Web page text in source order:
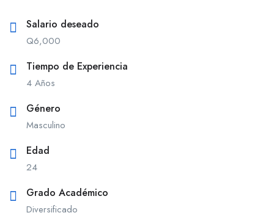
Salario deseado
Q6,000
Tiempo de Experiencia
4 Años
Género
Masculino
Edad
24
Grado Académico
Diversificado